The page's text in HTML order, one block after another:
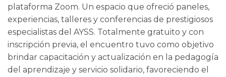
plataforma Zoom. Un espacio que ofreció paneles,
experiencias, talleres y conferencias de prestigiosos
especialistas del AYSS. Totalmente gratuito y con
inscripción previa, el encuentro tuvo como objetivo
brindar capacitación y actualización en la pedagogía
del aprendizaje y servicio solidario, favoreciendo el